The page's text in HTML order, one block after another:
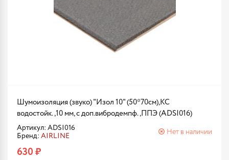
Шумоизоляция (звуко) "Изол 10" (50*70см),КС
водостойк.,10 мм, с доп.вибродемпф.,ППЭ (ADSI016)
Артикул: ADSI016
Бренд: AIRLINE
Нет в наличии
630 ₽